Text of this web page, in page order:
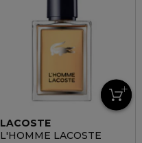
LACOSTE
L'HOMME LACOSTE